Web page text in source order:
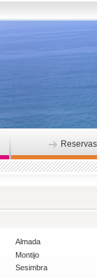
Reservas
Almada
Montijo
Sesimbra